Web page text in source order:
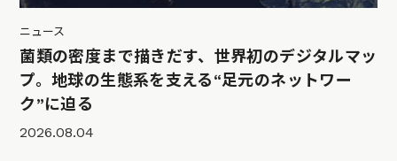
ニュース
菌類の密度まで描きだす、世界初のデジタルマッ
プ。地球の生態系を支える“足元のネットワー
ク”に迫る
2026.08.04